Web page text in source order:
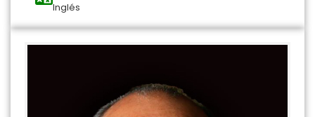
Inglés